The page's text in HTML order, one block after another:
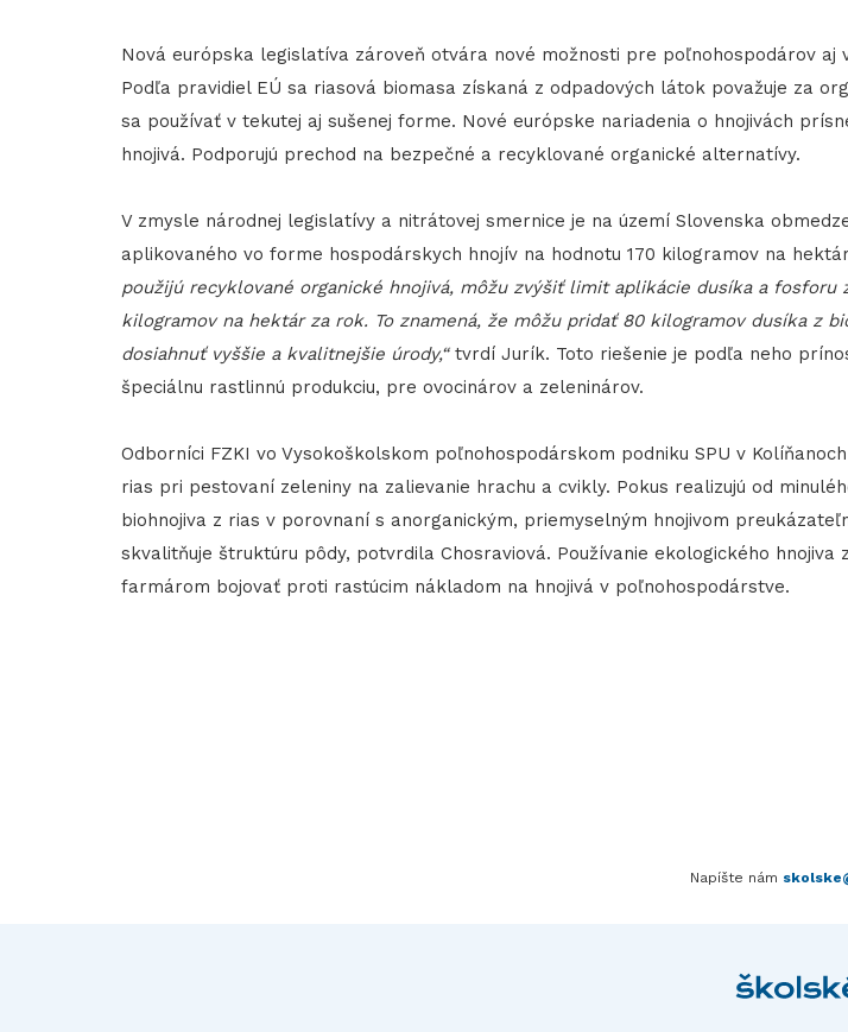
Nová európska legislatíva zároveň otvára nové možnosti pre poľnohospodárov aj
Podľa pravidiel EÚ sa riasová biomasa získaná z odpadových látok považuje za
sa používať v tekutej aj sušenej forme. Nové európske nariadenia o hnojivách
hnojivá. Podporujú prechod na bezpečné a recyklované organické alternatívy.
V zmysle národnej legislatívy a nitrátovej smernice je na území Slovenska
aplikovaného vo forme hospodárskych hnojív na hodnotu 170 kilogramov na
použijú recyklované organické hnojivá, môžu zvýšiť limit aplikácie dusíka a fosforu
kilogramov na hektár za rok. To znamená, že môžu pridať 80 kilogramov dusíka z
dosiahnuť vyššie a kvalitnejšie úrody,“tvrdí Jurík. Toto riešenie je podľa neho
špeciálnu rastlinnú produkciu, pre ovocinárov a zeleninárov.
Odborníci FZKI vo Vysokoškolskom poľnohospodárskom podniku SPU v
rias pri pestovaní zeleniny na zalievanie hrachu a cvikly. Pokus realizujú od
biohnojiva z rias v porovnaní s anorganickým, priemyselným hnojivom
skvalitňuje štruktúru pôdy, potvrdila Chosraviová. Používanie ekologického hnojiva
farmárom bojovať proti rastúcim nákladom na hnojivá v poľnohospodárstve.
Napíšte nám